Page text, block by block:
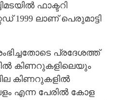
ഫാക്ടറി
1999 ലാണ് പെരുമാട്ടി
പ്രദേശത്ത്
കിണറുകളിലെയും
കിണറുകളിൽ
എന്ന പേരിൽ കോള